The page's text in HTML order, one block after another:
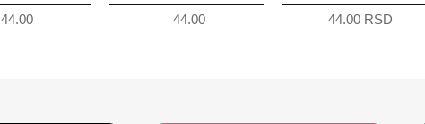
44.00 44.00 44.00 RSD